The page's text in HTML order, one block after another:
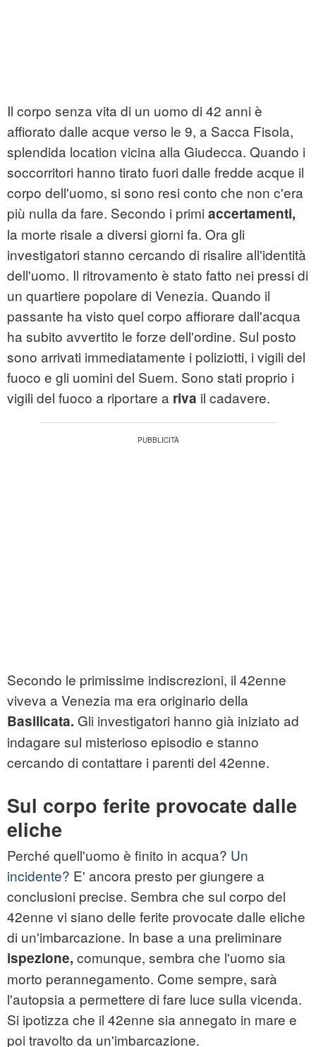
Il corpo senza vita di un uomo di 42 anni è
affiorato dalle acque verso le 9, a Sacca Fisola,
splendida location vicina alla Giudecca. Quando i
soccorritori hanno tirato fuori dalle fredde acque il
corpo dell'uomo, si sono resi conto che non c'era
più nulla da fare. Secondo i primi accertamenti,
la morte risale a diversi giorni fa. Ora gli
investigatori stanno cercando di risalire all'identità
dell'uomo. Il ritrovamento è stato fatto nei pressi di
un quartiere popolare di Venezia. Quando il
passante ha visto quel corpo affiorare dall'acqua
ha subito avvertito le forze dell'ordine. Sul posto
sono arrivati immediatamente i poliziotti, i vigili del
fuoco e gli uomini del Suem. Sono stati proprio i
vigili del fuoco a riportare a riva il cadavere.
Secondo le primissime indiscrezioni, il 42enne
viveva a Venezia ma era originario della
Basilicata. Gli investigatori hanno già iniziato ad
indagare sul misterioso episodio e stanno
cercando di contattare i parenti del 42enne.
Sul corpo ferite provocate dalle
eliche
Perché quell'uomo è finito in acqua? Un
incidente? E' ancora presto per giungere a
conclusioni precise. Sembra che sul corpo del
42enne vi siano delle ferite provocate dalle eliche
di un'imbarcazione. In base a una preliminare
ispezione, comunque, sembra che l'uomo sia
morto perannegamento. Come sempre, sarà
l'autopsia a permettere di fare luce sulla vicenda.
Si ipotizza che il 42enne sia annegato in mare e
poi travolto da un'imbarcazione.